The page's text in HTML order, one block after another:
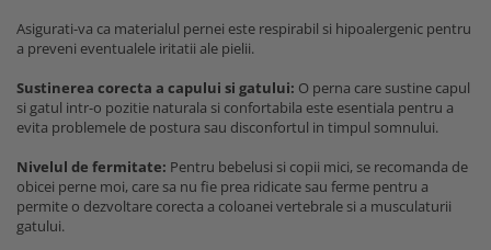
Asigurati-va ca materialul pernei este respirabil si hipoalergenic pentru
a preveni eventualele iritatii ale pielii.
Sustinerea corecta a capului si gatului: O perna care sustine capul
si gatul intr-o pozitie naturala si confortabila este esentiala pentru a
evita problemele de postura sau disconfortul in timpul somnului.
Nivelul de fermitate: Pentru bebelusi si copii mici, se recomanda de
obicei perne moi, care sa nu fie prea ridicate sau ferme pentru a
permite o dezvoltare corecta a coloanei vertebrale si a musculaturii
gatului.